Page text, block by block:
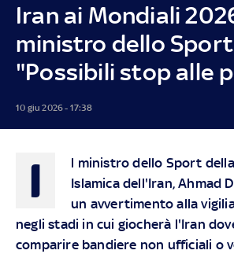
Iran ai Mondiali
ministro dello
"Possibili stop alle
10 giu 2026 - 17:38
I
l ministro dello Sport
Islamica dell'Iran, Ahmad
un avvertimento alla
negli stadi in cui giocherà l'Iran
comparire bandiere non ufficiali o